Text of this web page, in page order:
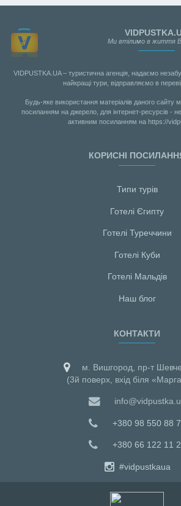
Ми втілимо в життя
VIDPUSTKA.UA – туристична агенція, надаємо
найкращі тури, відправляємо в
Будь-яке використання матеріалів даного сайту
посиланням на джерело, для інтернет-ресурсів -
активним посиланням на https://
КОРИСНІ
Типи турів
Готелі Єгипту
Готелі Туреччини
Готелі Куби
Готелі Мальдiв
Наш блог
КОНТАКТИ
м. Вишгород, пр-т
(3й поверх, вхід біля
+380 98 550 88
+380 66 122 11
#vidpustkaua